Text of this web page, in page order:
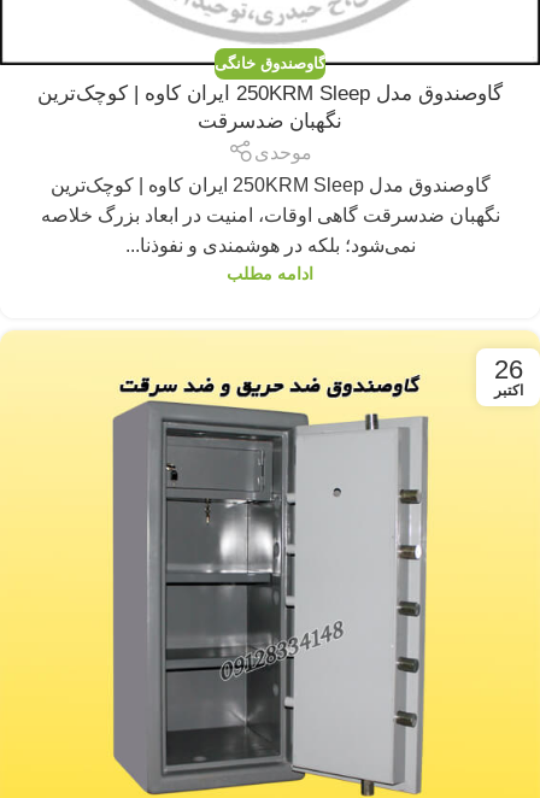
گاوصندوق خانگی
گاوصندوق مدل 250KRM Sleep ایران کاوه | کوچک‌ترین
نگهبان ضدسرقت
موحدی
گاوصندوق مدل 250KRM Sleep ایران کاوه | کوچک‌ترین
نگهبان ضدسرقت گاهی اوقات، امنیت در ابعاد بزرگ خلاصه
نمی‌شود؛ بلکه در هوشمندی و نفوذنا...
ادامه مطلب
26
اکتبر